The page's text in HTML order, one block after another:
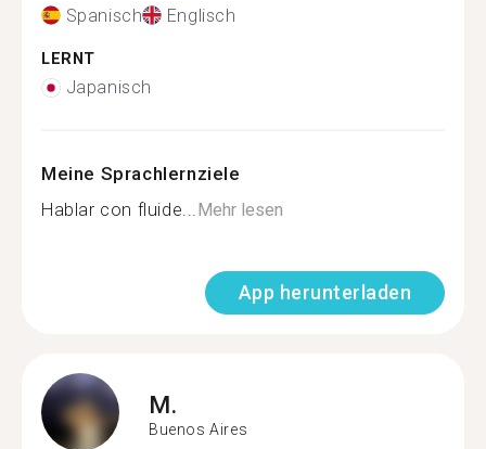
Spanisch Englisch
LERNT
Japanisch
Meine Sprachlernziele
Hablar con fluide...Mehr lesen
App herunterladen
M.
Buenos Aires